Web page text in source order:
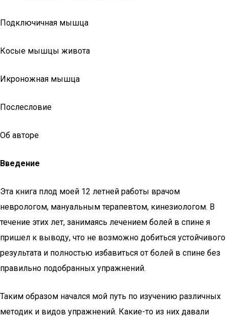
Подключичная мышца
Косые мышцы живота
Икроножная мышца
Послесловие
Об авторе
Введение
Эта книга плод моей 12 летней работы врачом
неврологом, мануальным терапевтом, кинезиологом. В
течение этих лет, занимаясь лечением болей в спине я
пришел к выводу, что не возможно добиться устойчивого
результата и полностью избавиться от болей в спине без
правильно подобранных упражнений.
Таким образом начался мой путь по изучению различных
методик и видов упражнений. Какие-то из них давали